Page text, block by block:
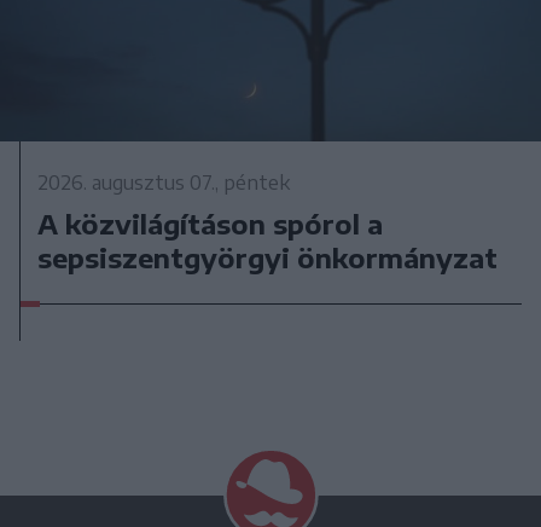
2026. augusztus 07., péntek
A közvilágításon spórol a
sepsiszentgyörgyi önkormányzat